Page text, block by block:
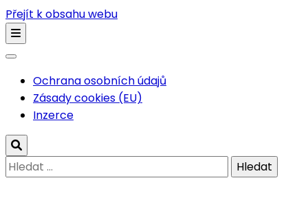
Přejít k obsahu webu
Ochrana osobních údajů
Zásady cookies (EU)
Inzerce
Vyhledávání